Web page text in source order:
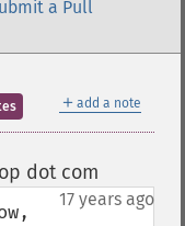
a Pull
＋ add a note
dot com
17 years ago